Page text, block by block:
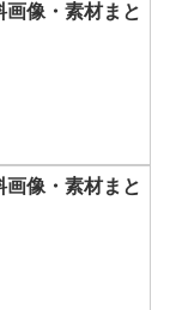
画像・素材まと
画像・素材まと